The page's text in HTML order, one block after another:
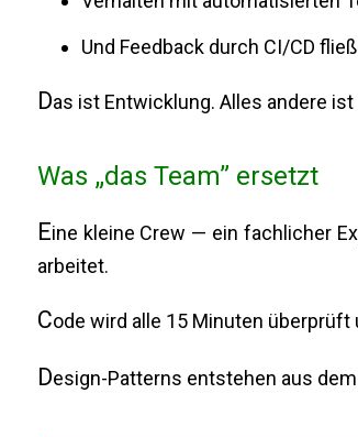
Und Feedback durch CI/CD
Das ist Entwicklung. Alles andere
Was „das Team” ersetzt
Eine kleine Crew — ein fachlicher
arbeitet.
Code wird alle 15 Minuten überprüft
Design-Patterns entstehen aus